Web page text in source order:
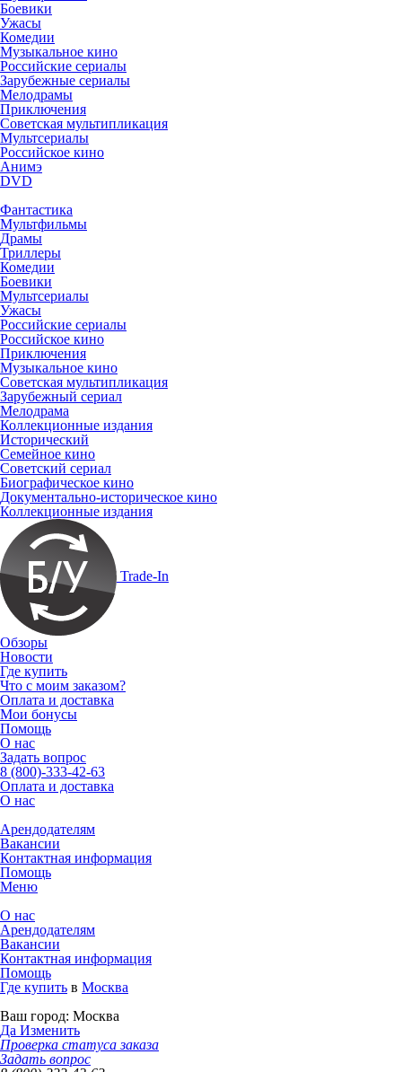
Боевики
Ужасы
Комедии
Музыкальное кино
Российские сериалы
Зарубежные сериалы
Мелодрамы
Приключения
Советская мультипликация
Мультсериалы
Российское кино
Анимэ
DVD
Фантастика
Мультфильмы
Драмы
Триллеры
Комедии
Боевики
Мультсериалы
Ужасы
Российские сериалы
Российское кино
Приключения
Музыкальное кино
Советская мультипликация
Зарубежный сериал
Мелодрама
Коллекционные издания
Исторический
Семейное кино
Советский сериал
Биографическое кино
Документально-историческое кино
Коллекционные издания
Trade-In
Обзоры
Новости
Где купить
Что с моим заказом?
Оплата и доставка
Мои бонусы
Помощь
О нас
Задать вопрос
8 (800)-333-42-63
Оплата и доставка
О нас
Арендодателям
Вакансии
Контактная информация
Помощь
Меню
О нас
Арендодателям
Вакансии
Контактная информация
Помощь
Где купить в Москва
Ваш город: Москва
Да Изменить
Проверка статуса заказа
Задать вопрос